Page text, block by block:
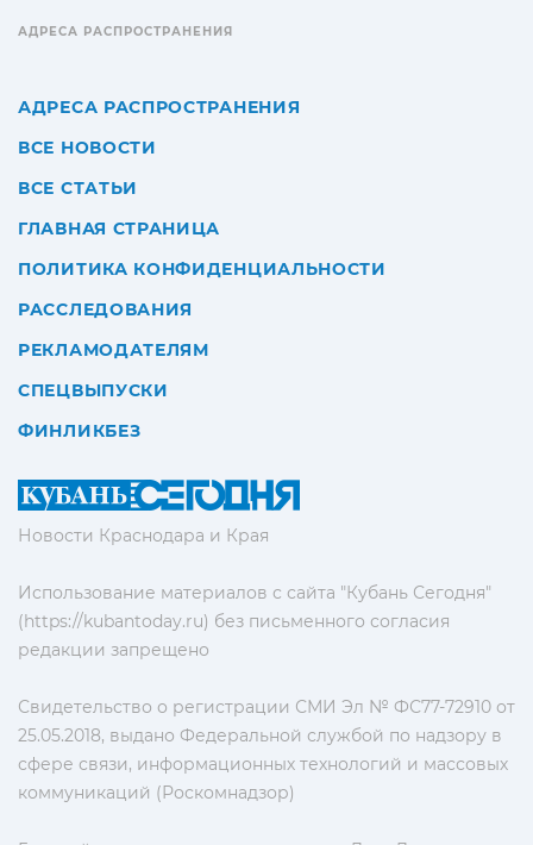
Новости Краснодара и Края
Использование материалов с сайта "Кубань Сегодня"
(https://kubantoday.ru) без письменного согласия
редакции запрещено
Свидетельство о регистрации СМИ Эл № ФС77-72910 от
25.05.2018, выдано Федеральной службой по надзору в
сфере связи, информационных технологий и массовых
коммуникаций (Роскомнадзор)
АДРЕСА РАСПРОСТРАНЕНИЯ
АДРЕСА РАСПРОСТРАНЕНИЯ
ВСЕ НОВОСТИ
ВСЕ СТАТЬИ
ГЛАВНАЯ СТРАНИЦА
ПОЛИТИКА КОНФИДЕНЦИАЛЬНОСТИ
РАССЛЕДОВАНИЯ
РЕКЛАМОДАТЕЛЯМ
СПЕЦВЫПУСКИ
ФИНЛИКБЕЗ